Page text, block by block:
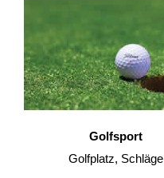
Golfsport
Golfplatz, Schläge